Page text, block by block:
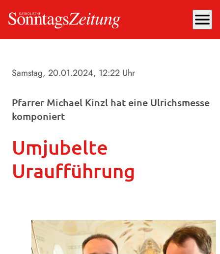
menu
Samstag, 20.01.2024, 12:22 Uhr
Pfarrer Michael Kinzl hat eine Ulrichsmesse
komponiert
Umjubelte
Uraufführung